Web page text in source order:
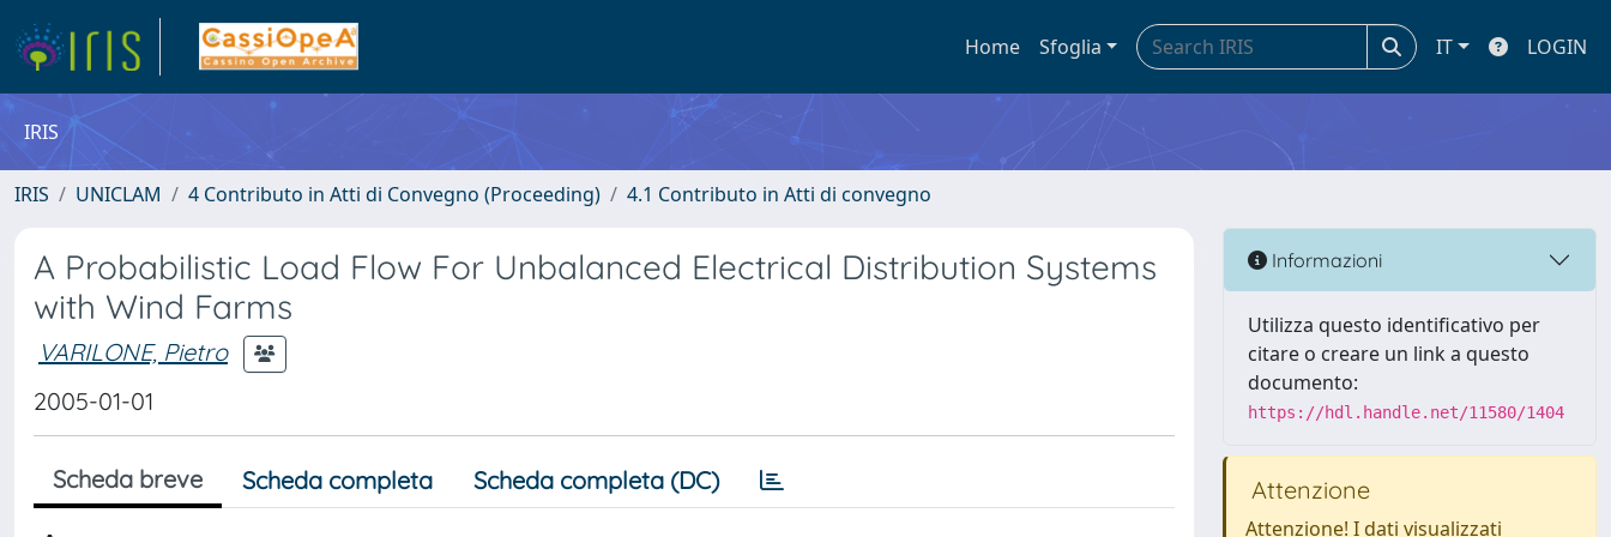
Home Sfoglia IT LOGIN
IRIS
IRIS UNICLAM 4 Contributo in Atti di Convegno (Proceeding) 4.1 Contributo in Atti di convegno
A Probabilistic Load Flow For Unbalanced Electrical Distribution Systems
with Wind Farms
VARILONE, Pietro
2005-01-01
Scheda breve Scheda completa Scheda completa (DC)
Informazioni
Utilizza questo identificativo per
citare o creare un link a questo
documento:
https://hdl.handle.net/11580/1404
Attenzione
Attenzione! I dati visualizzati